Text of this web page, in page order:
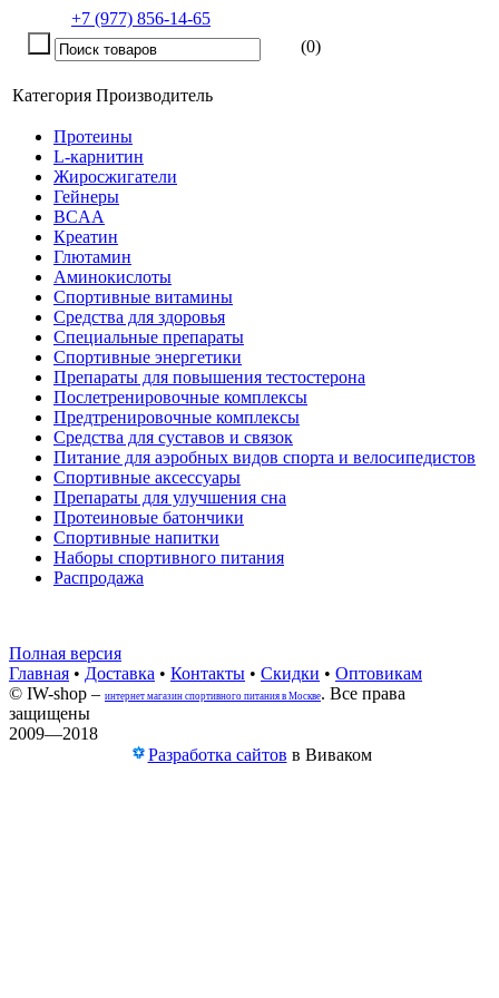
+7 (977) 856-14-65
(0)
Категория Производитель
Протеины
L-карнитин
Жиросжигатели
Гейнеры
BCAA
Креатин
Глютамин
Аминокислоты
Спортивные витамины
Средства для здоровья
Специальные препараты
Спортивные энергетики
Препараты для повышения тестостерона
Послетренировочные комплексы
Предтренировочные комплексы
Средства для суставов и связок
Питание для аэробных видов спорта и велосипедистов
Спортивные аксессуары
Препараты для улучшения сна
Протеиновые батончики
Спортивные напитки
Наборы спортивного питания
Распродажа
Полная версия
Главная • Доставка • Контакты • Скидки • Оптовикам
© IW-shop – интернет магазин спортивного питания в Москве. Все права
защищены
2009—2018
Разработка сайтов в Виваком